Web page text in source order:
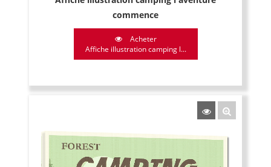
commence
Acheter
Affiche illustration camping l...